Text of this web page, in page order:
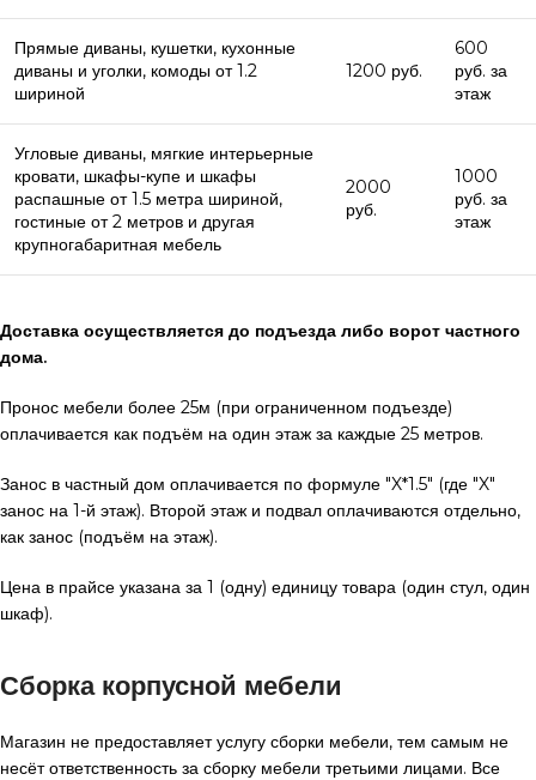
Прямые диваны, кушетки, кухонные
диваны и уголки, комоды от 1.2
шириной
1200 руб.
600
руб. за
этаж
Угловые диваны, мягкие интерьерные
кровати, шкафы-купе и шкафы
распашные от 1.5 метра шириной,
гостиные от 2 метров и другая
крупногабаритная мебель
2000
руб.
1000
руб. за
этаж
Доставка осуществляется до подъезда либо ворот частного
дома.
Пронос мебели более 25м (при ограниченном подъезде)
оплачивается как подъём на один этаж за каждые 25 метров.
Занос в частный дом оплачивается по формуле "X*1.5" (где "X"
занос на 1-й этаж). Второй этаж и подвал оплачиваются отдельно,
как занос (подъём на этаж).
Цена в прайсе указана за 1 (одну) единицу товара (один стул, один
шкаф).
Сборка корпусной мебели
Магазин не предоставляет услугу сборки мебели, тем самым не
несёт ответственность за сборку мебели третьими лицами. Все